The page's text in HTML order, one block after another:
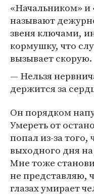
«Начальником»
называют
звеня ключами,
кормушку, что
вызывает скорую.
— Нельзя
держится за
Он порядком
Умереть от
попал из-за того,
выходного дня на
Мне тоже
не представляю,
глазах умирает